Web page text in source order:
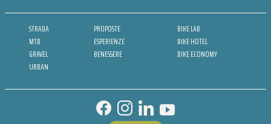
STRADA
MTB
GRAVEL
URBAN
PROPOSTE
ESPERIENZE
BENESSERE
BIKE LAB
BIKE HOTEL
BIKE ECONOMY